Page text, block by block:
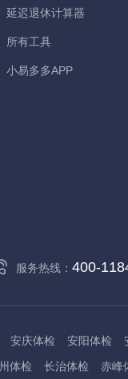
延迟退休计算器
所有工具
小易多多APP
服务热线： 400-
安庆体检 安阳体检
体检 长治体检 赤峰